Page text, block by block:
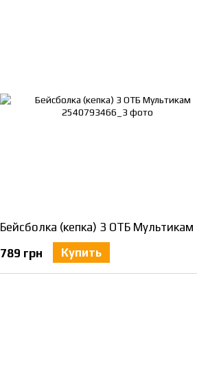
Бейсболка (кепка) 3 ОТБ Мультикам
789 грн
Купить